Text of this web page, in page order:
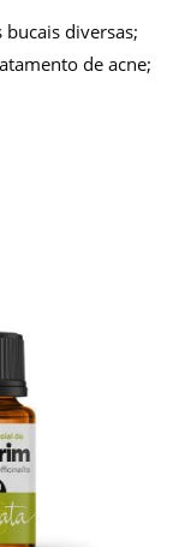
diversas;
de acne;